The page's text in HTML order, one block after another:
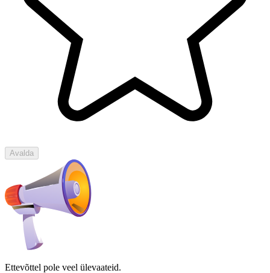
Avalda
Ettevõttel pole veel ülevaateid.